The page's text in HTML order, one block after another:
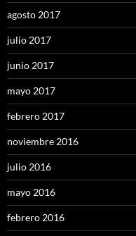
agosto 2017
julio 2017
junio 2017
mayo 2017
febrero 2017
noviembre 2016
julio 2016
mayo 2016
febrero 2016